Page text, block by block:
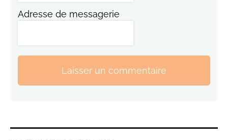
Adresse de messagerie
Laisser un commentaire